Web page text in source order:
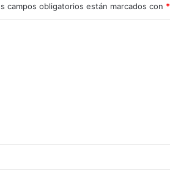
campos obligatorios están marcados con *